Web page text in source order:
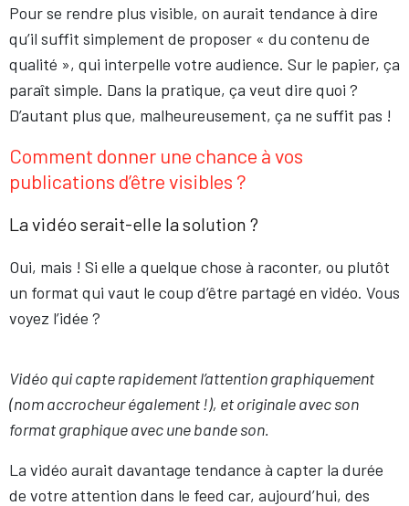
Pour se rendre plus visible, on aurait tendance à dire
qu’il suffit simplement de proposer « du contenu de
qualité », qui interpelle votre audience. Sur le papier, ça
paraît simple. Dans la pratique, ça veut dire quoi ?
D’autant plus que, malheureusement, ça ne suffit pas !
Comment donner une chance à vos
publications d’être visibles ?
La vidéo serait-elle la solution ?
Oui, mais ! Si elle a quelque chose à raconter, ou plutôt
un format qui vaut le coup d’être partagé en vidéo. Vous
voyez l’idée ?
Vidéo qui capte rapidement l’attention graphiquement
(nom accrocheur également !), et originale avec son
format graphique avec une bande son.
La vidéo aurait davantage tendance à capter la durée
de votre attention dans le feed car, aujourd’hui, des